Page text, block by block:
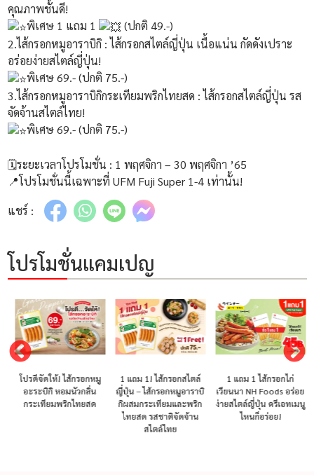
คุณภาพชั้นดี!
พิเศษ 1 แถม 1
(ปกติ 49.-)
2.ไส้กรอกหมูอาราบิกิ : ไส้กรอกสไตล์ญี่ปุ่น เนื้อแน่น กัดดังเปราะ
อร่อยง่ายสไตล์ญี่ปุ่น!
พิเศษ 69.- (ปกติ 75.-)
3.ไส้กรอกหมูอาราบิกิกระเทียมพริกไทยสด : ไส้กรอกสไตล์ญี่ปุ่น รส
จัดจ้านสไตล์ไทย!
พิเศษ 69.- (ปกติ 75.-)
🗓ระยะเวลาโปรโมชั่น : 1 พฤศจิกา – 30 พฤศจิกา ’65
📍โปรโมชั่นนี้เฉพาะที่ UFM Fuji Super 1-4 เท่านั้น!
แชร์ :
โปรโมชั่นแคมเปญ
โปรดีจัดให้! ไส้กรอกหมู
อะระบิกิ หอมนัวกลิ่น
กระเทียมพริกไทยสด
1 แถม 1! ไส้กรอกสไตล์
ญี่ปุ่น – ไส้กรอกหมูอาราบิ
กิผสมกระเทียมและพริก
ไทยสด รสชาติจัดจ้าน
สไตล์ไทย
1 แถม 1 ไส้กรอกไก่
เวียนนา NH Foods อร่อย
ง่ายสไตล์ญี่ปุ่น ครีเอทเมนู
ไหนก็อร่อย!